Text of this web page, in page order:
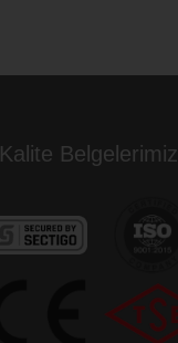
Kalite Belgelerimiz